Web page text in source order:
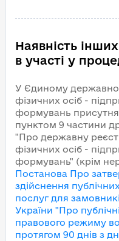
Наявність
в участі у
У Єдиному
фізичних осіб -
формувань
пунктом 9 частини
"Про державну
фізичних осіб -
формувань" (крім
Постанова Про
здійснення
послуг для
України "Про
правового режиму
протягом 90 днів з